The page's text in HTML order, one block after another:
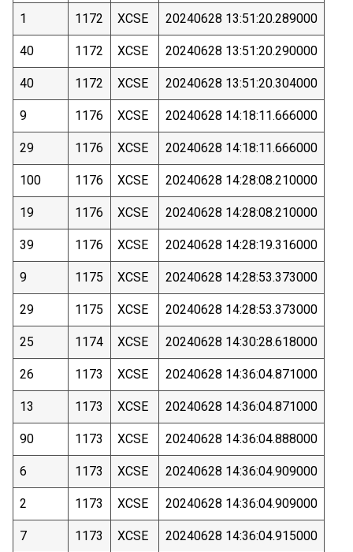
1 1172 XCSE 20240628 13:51:20.289000
40 1172 XCSE 20240628 13:51:20.290000
40 1172 XCSE 20240628 13:51:20.304000
9 1176 XCSE 20240628 14:18:11.666000
29 1176 XCSE 20240628 14:18:11.666000
100 1176 XCSE 20240628 14:28:08.210000
19 1176 XCSE 20240628 14:28:08.210000
39 1176 XCSE 20240628 14:28:19.316000
9 1175 XCSE 20240628 14:28:53.373000
29 1175 XCSE 20240628 14:28:53.373000
25 1174 XCSE 20240628 14:30:28.618000
26 1173 XCSE 20240628 14:36:04.871000
13 1173 XCSE 20240628 14:36:04.871000
90 1173 XCSE 20240628 14:36:04.888000
6 1173 XCSE 20240628 14:36:04.909000
2 1173 XCSE 20240628 14:36:04.909000
7 1173 XCSE 20240628 14:36:04.915000